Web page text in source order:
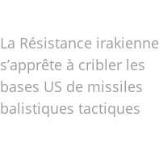
La Résistance irakienne
s’apprête à cribler les
bases US de missiles
balistiques tactiques